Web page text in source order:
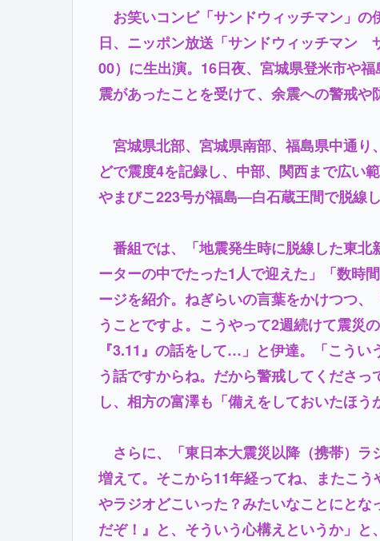
お笑いコンビ「サンドウィッチマン」の
日、ニッポン放送「サンドウィッチマン
00）に生出演。16日夜、宮城県登米市や
震があったことを受けて、余震への警戒や
宮城県北部、宮城県南部、福島県中通り
どで震度4を記録し、中部、関西まで広い
やまびこ223号が福島―白石蔵王間で脱線
番組では、「地震発生時に脱線した東
ーターの中でたった1人で迎えた」「数時
ージを紹介。ねぎらいの言葉をかけつつ
うことですよ。こうやって2週続けて震災
『3.11』の話をして…」と伊達。「こう
う話ですからね。だから警戒してくださ
し、相方の富澤も「備えをしておいたほう
さらに、「東日本大震災以降（携帯）
増えて。そこから11年経ってね、またこ
やラジオどこいった？みたいなことにと
だぞ！』と、そういう心構えというか」